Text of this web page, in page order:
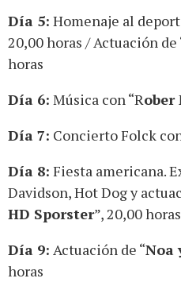
Día 5: Homenaje al
20,00 horas / Actuación de
horas
Día 6: Música con “R
Día 7: Concierto Folck
Día 8: Fiesta americana.
Davidson, Hot Dog y
HD Sporster”, 20,00 horas
Día 9: Actuación de “Noa
horas